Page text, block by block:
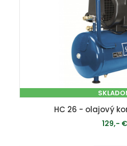
HC 26 - olajový
129,- €